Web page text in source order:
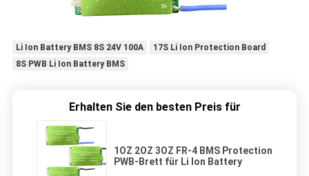
Li Ion Battery BMS 8S 24V 100A
17S Li Ion Protection Board
8S PWB Li Ion Battery BMS
Erhalten Sie den besten Preis für
1OZ 2OZ 3OZ FR-4 BMS Protection
PWB-Brett für Li Ion Battery